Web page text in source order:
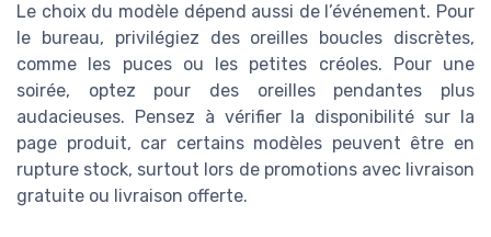
Le choix du modèle dépend aussi de l’événement. Pour
le bureau, privilégiez des oreilles boucles discrètes,
comme les puces ou les petites créoles. Pour une
soirée, optez pour des oreilles pendantes plus
audacieuses. Pensez à vérifier la disponibilité sur la
page produit, car certains modèles peuvent être en
rupture stock, surtout lors de promotions avec livraison
gratuite ou livraison offerte.